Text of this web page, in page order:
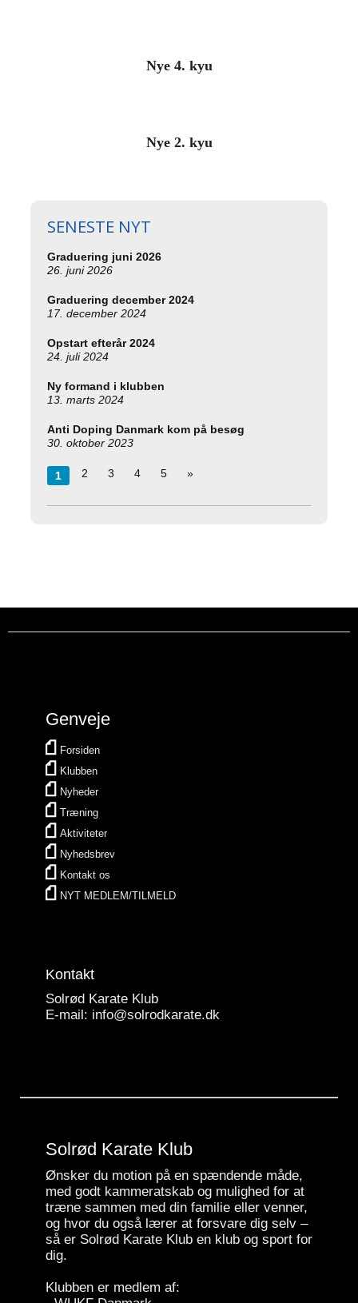
Nye 4. kyu
Nye 2. kyu
SENESTE NYT
Graduering juni 2026
26. juni 2026
Graduering december 2024
17. december 2024
Opstart efterår 2024
24. juli 2024
Ny formand i klubben
13. marts 2024
Anti Doping Danmark kom på besøg
30. oktober 2023
1 2 3 4 5 »
Genveje
Forsiden
Klubben
Nyheder
Træning
Aktiviteter
Nyhedsbrev
Kontakt os
NYT MEDLEM/TILMELD
Kontakt
Solrød Karate Klub
E-mail: info@solrodkarate.dk
Solrød Karate Klub
Ønsker du motion på en spændende måde,
med godt kammeratskab og mulighed for at
træne sammen med din familie eller venner,
og hvor du også lærer at forsvare dig selv –
så er Solrød Karate Klub en klub og sport for
dig.
Klubben er medlem af: